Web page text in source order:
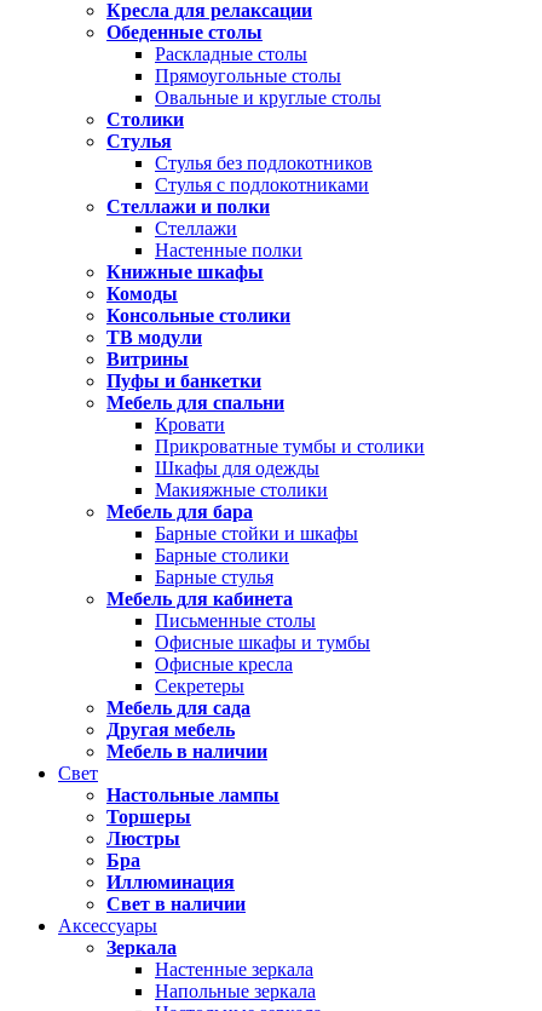
Кресла для релаксации
Обеденные столы
Раскладные столы
Прямоугольные столы
Овальные и круглые столы
Столики
Стулья
Стулья без подлокотников
Стулья с подлокотниками
Стеллажи и полки
Стеллажи
Настенные полки
Книжные шкафы
Комоды
Консольные столики
ТВ модули
Витрины
Пуфы и банкетки
Мебель для спальни
Кровати
Прикроватные тумбы и столики
Шкафы для одежды
Макияжные столики
Мебель для бара
Барные стойки и шкафы
Барные столики
Барные стулья
Мебель для кабинета
Письменные столы
Офисные шкафы и тумбы
Офисные кресла
Секретеры
Мебель для сада
Другая мебель
Мебель в наличии
Свет
Настольные лампы
Торшеры
Люстры
Бра
Иллюминация
Свет в наличии
Аксессуары
Зеркала
Настенные зеркала
Напольные зеркала